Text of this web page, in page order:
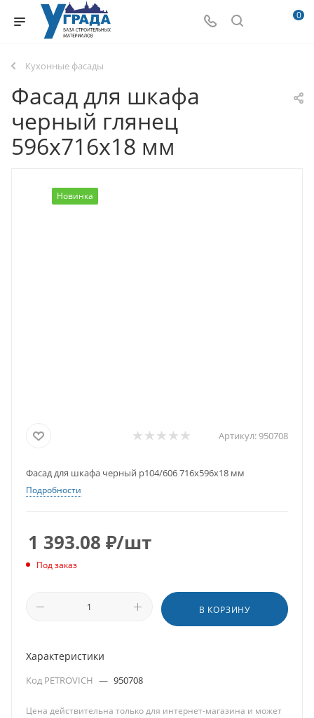
0
Кухонные фасады
Фасад для шкафа
черный глянец
596х716х18 мм
Новинка
Артикул:950708
Фасад для шкафа черный р104/606 716х596х18 мм
Подробности
1 393.08 ₽/шт
Под заказ
В КОРЗИНУ
Характеристики
Код PETROVICH — 950708
Цена действительна только для интернет-магазина и может